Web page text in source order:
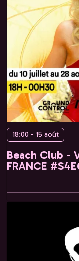
18:00 - 15 août
Beach Club -
FRANCE